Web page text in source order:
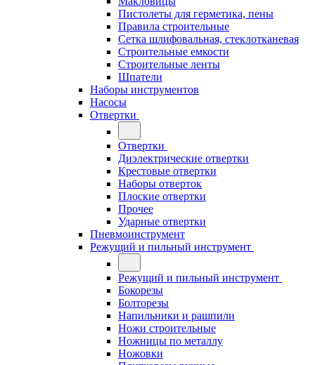
Пистолеты для герметика, пены
Правила строительные
Сетка шлифовальная, стеклотканевая
Строительные емкости
Строительные ленты
Шпатели
Наборы инструментов
Насосы
Отвертки
Отвертки
Диэлектрические отвертки
Крестовые отвертки
Наборы отверток
Плоские отвертки
Прочее
Ударные отвертки
Пневмоинструмент
Режущий и пильный инструмент
Режущий и пильный инструмент
Бокорезы
Болторезы
Напильники и рашпили
Ножи строительные
Ножницы по металлу
Ножовки